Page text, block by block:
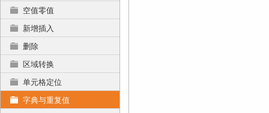
空值零值
新增插入
删除
区域转换
单元格定位
字典与重复值